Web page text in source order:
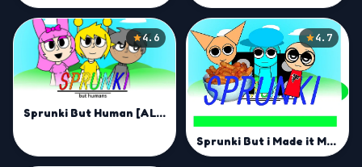
4.6
Sprunki But Human [ALL CHARACTERS]
4.7
Sprunki But i Made it Mod